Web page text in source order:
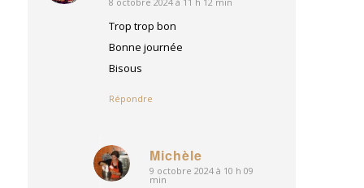
Trop trop bon
Bonne journée
Bisous
Répondre
Michèle
dit
9 octobre 2024 à 10 h 09
min